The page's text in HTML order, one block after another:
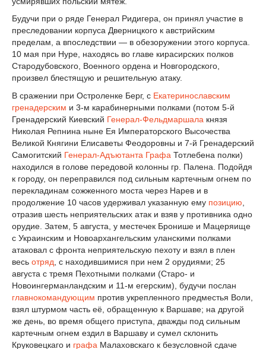
Будучи при о ряде Генерал Ридигера, он принял участие в
преследовании корпуса Дверницкого к австрийским
пределам, а впоследствии — в обезоружении этого корпуса.
10 мая при Нуре, находясь во главе кирасирских полков
Стародубовского, Военного ордена и Новгородского,
произвел блестящую и решительную атаку.
В сражении при Остроленке Берг, с Екатеринославским
гренадерским и 3-м карабинерными полками (потом 5-й
Гренадерский Киевский Генерал-Фельдмаршала князя
Николая Репнина ныне Ея Императорского Высочества
Великой Княгини Елисаветы Феодоровны и 7-й Гренадерский
Самогитский Генерал-Адъютанта Графа Тотлебена полки)
находился в голове передовой колонны гр. Палена. Подойдя
к городу, он переправился под сильным картечным огнем по
перекладинам сожженного моста через Нарев и в
продолжение 10 часов удерживал указанную ему позицию
отразив шесть неприятельских атак и взяв у противника одно
орудие. Затем, 5 августа, у местечек Бронише и Мацеряище
с Украинским и Новоархангельским уланскими полками
атаковал с фронта неприятельскую пехоту и взял в плен
весь отряд , с находившимися при нем 2 орудиями; 25
августа с тремя Пехотными полками (Старо- и
Новоингерманландским и 11-м егерским), будучи послан
главнокомандующим против укрепленного предместья Воли,
взял штурмом часть её, обращенную к Варшаве; на другой
же день, во время общего приступа, дважды под сильным
картечным огнем ездил в Варшаву и сумел склонить
Круковецкаго и графа Малаховскаго к безусловной сдаче